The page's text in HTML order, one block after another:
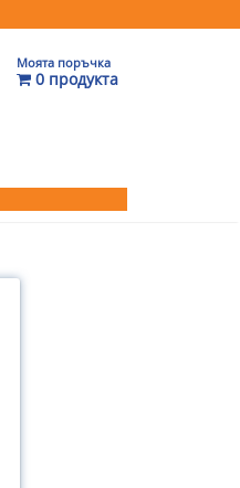
Моята поръчка
0 продукта